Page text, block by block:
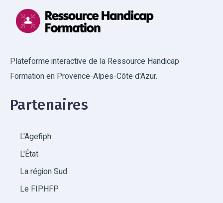
Plateforme interactive de la Ressource Handicap
Formation en Provence-Alpes-Côte d'Azur.
Partenaires
L'Agefiph
L'État
La région Sud
Le FIPHFP